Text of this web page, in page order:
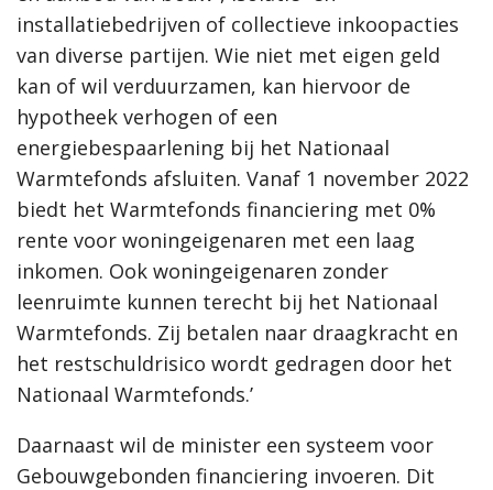
installatiebedrijven of collectieve inkoopacties
van diverse partijen. Wie niet met eigen geld
kan of wil verduurzamen, kan hiervoor de
hypotheek verhogen of een
energiebespaarlening bij het Nationaal
Warmtefonds afsluiten. Vanaf 1 november 2022
biedt het Warmtefonds financiering met 0%
rente voor woningeigenaren met een laag
inkomen. Ook woningeigenaren zonder
leenruimte kunnen terecht bij het Nationaal
Warmtefonds. Zij betalen naar draagkracht en
het restschuldrisico wordt gedragen door het
Nationaal Warmtefonds.’
Daarnaast wil de minister een systeem voor
Gebouwgebonden financiering invoeren. Dit